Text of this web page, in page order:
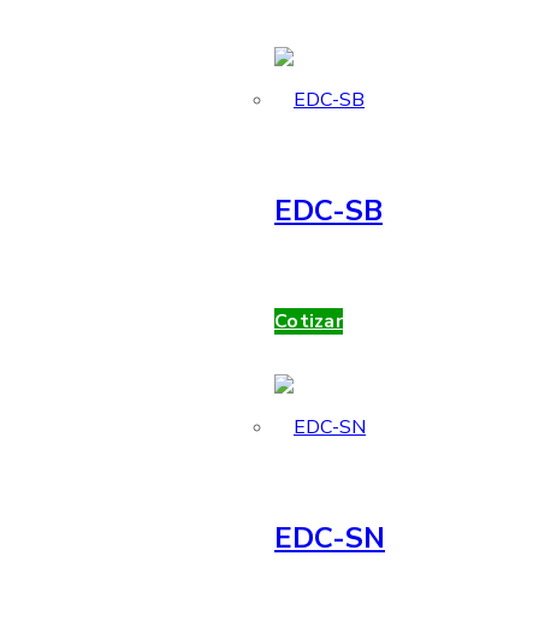
EDC-SB
Cotizar
EDC-SN